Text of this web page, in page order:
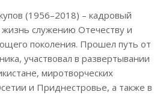
(1956–2018) – кадровый
служению Отечеству и
поколения. Прошел путь от
участвовал в развертывании
миротворческих
и Приднестровье, а также в